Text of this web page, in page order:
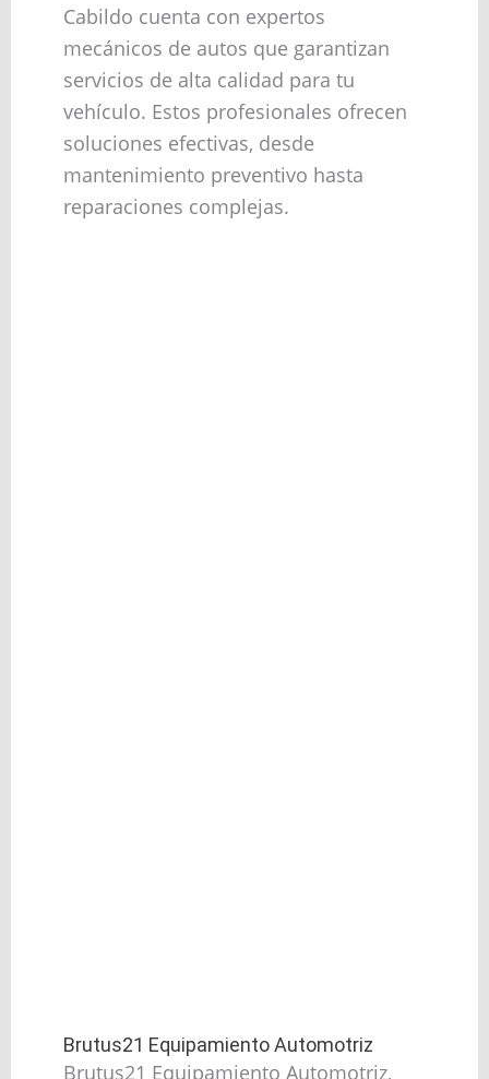
Cabildo cuenta con expertos
mecánicos de autos que garantizan
servicios de alta calidad para tu
vehículo. Estos profesionales ofrecen
soluciones efectivas, desde
mantenimiento preventivo hasta
reparaciones complejas.
Brutus21 Equipamiento Automotriz
Brutus21 Equipamiento Automotriz,